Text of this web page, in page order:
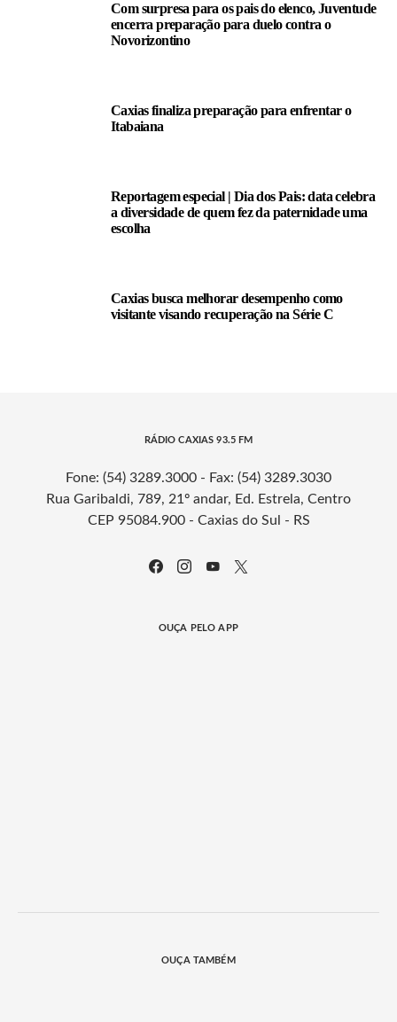
Com surpresa para os pais do elenco, Juventude
encerra preparação para duelo contra o
Novorizontino
Caxias finaliza preparação para enfrentar o
Itabaiana
Reportagem especial | Dia dos Pais: data celebra
a diversidade de quem fez da paternidade uma
escolha
Caxias busca melhorar desempenho como
visitante visando recuperação na Série C
RÁDIO CAXIAS 93.5 FM
Fone: (54) 3289.3000 - Fax: (54) 3289.3030
Rua Garibaldi, 789, 21º andar, Ed. Estrela, Centro
CEP 95084.900 - Caxias do Sul - RS
OUÇA PELO APP
OUÇA TAMBÉM